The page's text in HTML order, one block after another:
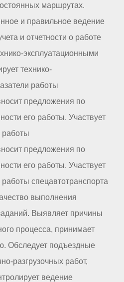
маршрутах.
и правильное ведение
и отчетности о работе
эксплуатационными
технико-
работы
предложения по
его работы. Участвует
работы
предложения по
его работы. Участвует
спецавтотранспорта
выполнения
Выявляет причины
процесса, принимает
Обследует подъездные
разгрузочных работ,
ведение